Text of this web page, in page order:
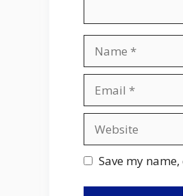
Save my